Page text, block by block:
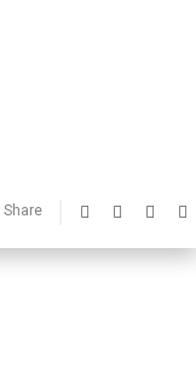
Share